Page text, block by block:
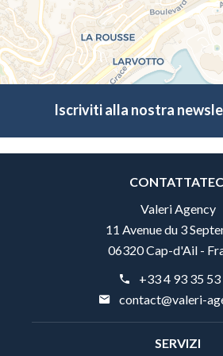
Iscriviti alla nostra
Valeri Agency
11 Avenue du 3
06320 Cap-d'Ail -
+33 4 93 35
contact@valeri-
SERVIZI